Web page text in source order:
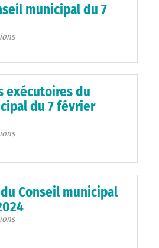
municipal du 7
exécutoires du
du 7 février
Conseil municipal